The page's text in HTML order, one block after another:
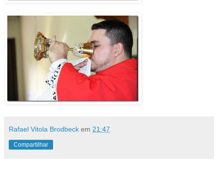
Rafael Vitola Brodbeck em 21:47
Compartilhar